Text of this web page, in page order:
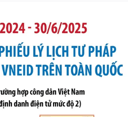
trong lĩnh vực kho bạc nhà nước
CP
NĐ-CP của Chính phủ: Sửa
của Nghị định số 125/2020/NĐ-СР
của Chính phủ quy định xử
về thuế, hóa đơn được sửa đổi, bổ
2021/NĐ-CP